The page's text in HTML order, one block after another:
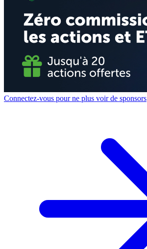
Connectez-vous pour ne plus voir de sponsors